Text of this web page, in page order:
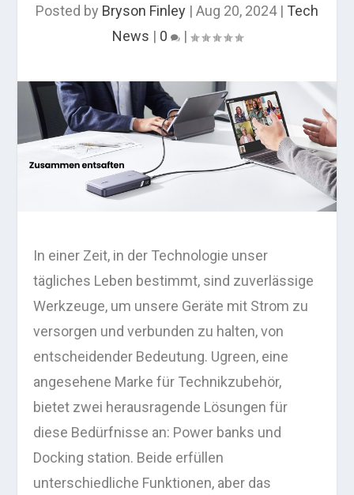
Posted by Bryson Finley | Aug 20, 2024| Tech
News | 0 |
In einer Zeit, in der Technologie unser
tägliches Leben bestimmt, sind zuverlässige
Werkzeuge, um unsere Geräte mit Strom zu
versorgen und verbunden zu halten, von
entscheidender Bedeutung. Ugreen, eine
angesehene Marke für Technikzubehör,
bietet zwei herausragende Lösungen für
diese Bedürfnisse an: Power banks und
Docking station. Beide erfüllen
unterschiedliche Funktionen, aber das